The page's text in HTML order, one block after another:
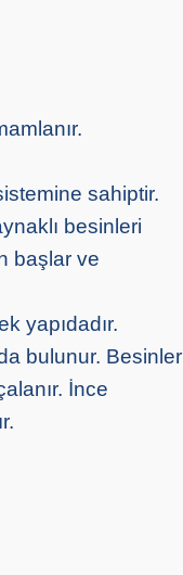
sahiptir.
besinleri
başlar ve
yapıdadır.
bulunur. Besinler
İnce